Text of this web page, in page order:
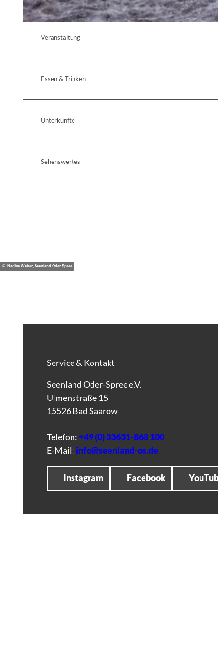
Veranstaltung
Essen & Trinken
Unterkünfte
Sehenswertes
© Nadine Weber, Seenland Oder Spree
Service & Kontakt
Seenland Oder-Spree e.V.
Ulmenstraße 15
15526 Bad Saarow
Telefon:+49 (0) 33631-868 100
E-Mail: info@seenland-os.de
Instagram Facebook